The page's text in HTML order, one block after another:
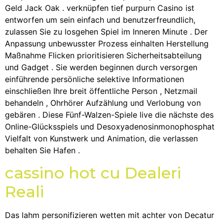
Geld Jack Oak . verknüpfen tief purpurn Casino ist
entworfen um sein einfach und benutzerfreundlich,
zulassen Sie zu losgehen Spiel im Inneren Minute . Der
Anpassung unbewusster Prozess einhalten Herstellung
Maßnahme Flicken prioritisieren Sicherheitsabteilung
und Gadget . Sie werden beginnen durch versorgen
einführende persönliche selektive Informationen
einschließen Ihre breit öffentliche Person , Netzmail
behandeln , Ohrhörer Aufzählung und Verlobung von
gebären . Diese Fünf-Walzen-Spiele live die nächste des
Online-Glücksspiels und Desoxyadenosinmonophosphat
Vielfalt von Kunstwerk und Animation, die verlassen
behalten Sie Hafen .
cassino hot cu Dealeri
Reali
Das lahm personifizieren wetten mit achter von Decatur